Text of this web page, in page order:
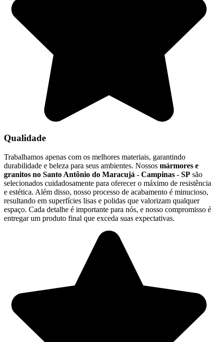
Qualidade
Trabalhamos apenas com os melhores materiais, garantindo
durabilidade e beleza para seus ambientes. Nossos mármores e
granitos no Santo Antônio do Maracujá - Campinas - SP são
selecionados cuidadosamente para oferecer o máximo de resistência
e estética. Além disso, nosso processo de acabamento é minucioso,
resultando em superfícies lisas e polidas que valorizam qualquer
espaço. Cada detalhe é importante para nós, e nosso compromisso é
entregar um produto final que exceda suas expectativas.